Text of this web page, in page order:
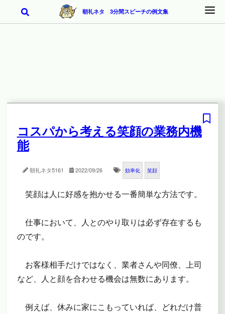
朝礼ネタ 3分間スピーチの例文集
コスパから考える笑顔の業務内機
能
朝礼ネタ5161 2022/09/26 効率化 笑顔
笑顔は人に好感を抱かせる一番簡単な方法です。
仕事において、人とのやり取りは必ず存在するも
のです。
お客様相手だけではなく、業者さんや同僚、上司
など、人と顔を合わせる機会は無数にあります。
例えば、休みに家にこもっていれば、どれだけ普